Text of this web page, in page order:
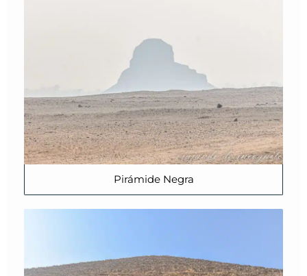
Pirámide Negra